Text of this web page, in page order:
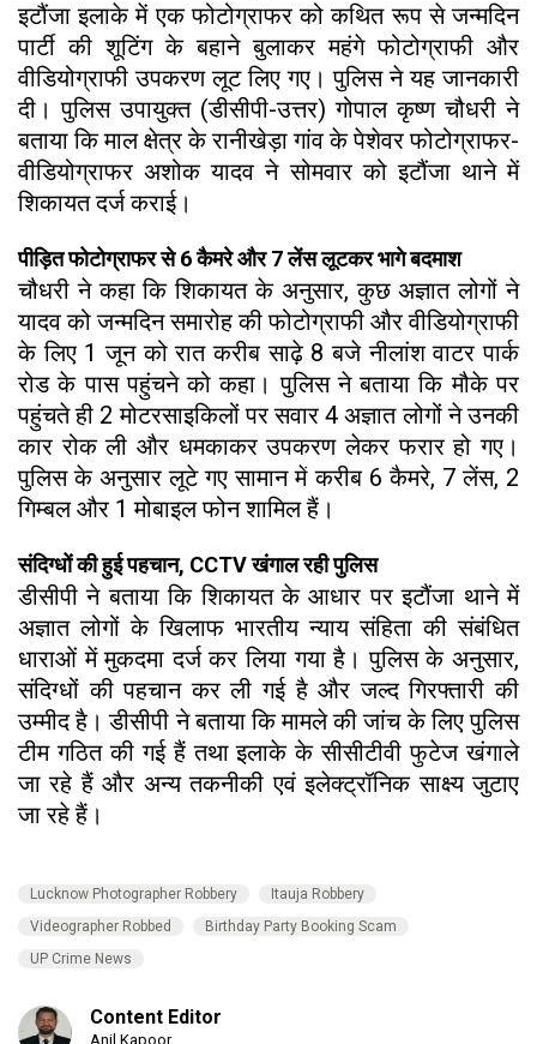
इटौंजा इलाके में एक फोटोग्राफर को कथित रूप से जन्मदिन
पार्टी की शूटिंग के बहाने बुलाकर महंगे फोटोग्राफी और
वीडियोग्राफी उपकरण लूट लिए गए। पुलिस ने यह जानकारी
दी। पुलिस उपायुक्त (डीसीपी-उत्तर) गोपाल कृष्ण चौधरी ने
बताया कि माल क्षेत्र के रानीखेड़ा गांव के पेशेवर फोटोग्राफर-
वीडियोग्राफर अशोक यादव ने सोमवार को इटौंजा थाने में
शिकायत दर्ज कराई।
पीड़ित फोटोग्राफर से 6 कैमरे और 7 लेंस लूटकर भागे बदमाश
चौधरी ने कहा कि शिकायत के अनुसार, कुछ अज्ञात लोगों ने
यादव को जन्मदिन समारोह की फोटोग्राफी और वीडियोग्राफी
के लिए 1 जून को रात करीब साढ़े 8 बजे नीलांश वाटर पार्क
रोड के पास पहुंचने को कहा। पुलिस ने बताया कि मौके पर
पहुंचते ही 2 मोटरसाइकिलों पर सवार 4 अज्ञात लोगों ने उनकी
कार रोक ली और धमकाकर उपकरण लेकर फरार हो गए।
पुलिस के अनुसार लूटे गए सामान में करीब 6 कैमरे, 7 लेंस, 2
गिम्बल और 1 मोबाइल फोन शामिल हैं।
संदिग्धों की हुई पहचान, CCTV खंगाल रही पुलिस
डीसीपी ने बताया कि शिकायत के आधार पर इटौंजा थाने में
अज्ञात लोगों के खिलाफ भारतीय न्याय संहिता की संबंधित
धाराओं में मुकदमा दर्ज कर लिया गया है। पुलिस के अनुसार,
संदिग्धों की पहचान कर ली गई है और जल्द गिरफ्तारी की
उम्मीद है। डीसीपी ने बताया कि मामले की जांच के लिए पुलिस
टीम गठित की गई हैं तथा इलाके के सीसीटीवी फुटेज खंगाले
जा रहे हैं और अन्य तकनीकी एवं इलेक्ट्रॉनिक साक्ष्य जुटाए
जा रहे हैं।
Lucknow Photographer Robbery
Itauja Robbery
Videographer Robbed
Birthday Party Booking Scam
UP Crime News
Content Editor
Anil Kapoor